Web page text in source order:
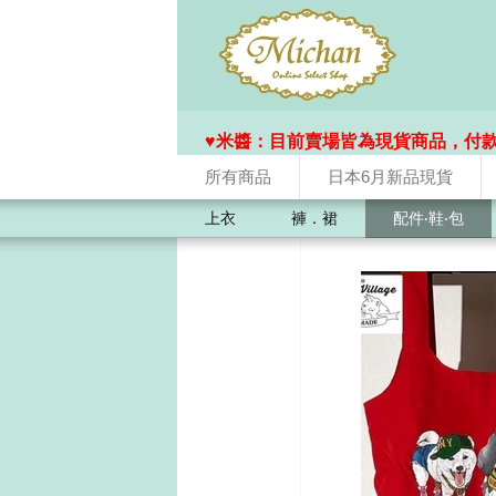
所有商品 日本6月新品現貨
♥️米醬：目前賣場皆為現貨商品，付
上衣 褲．裙 配件‧鞋‧包